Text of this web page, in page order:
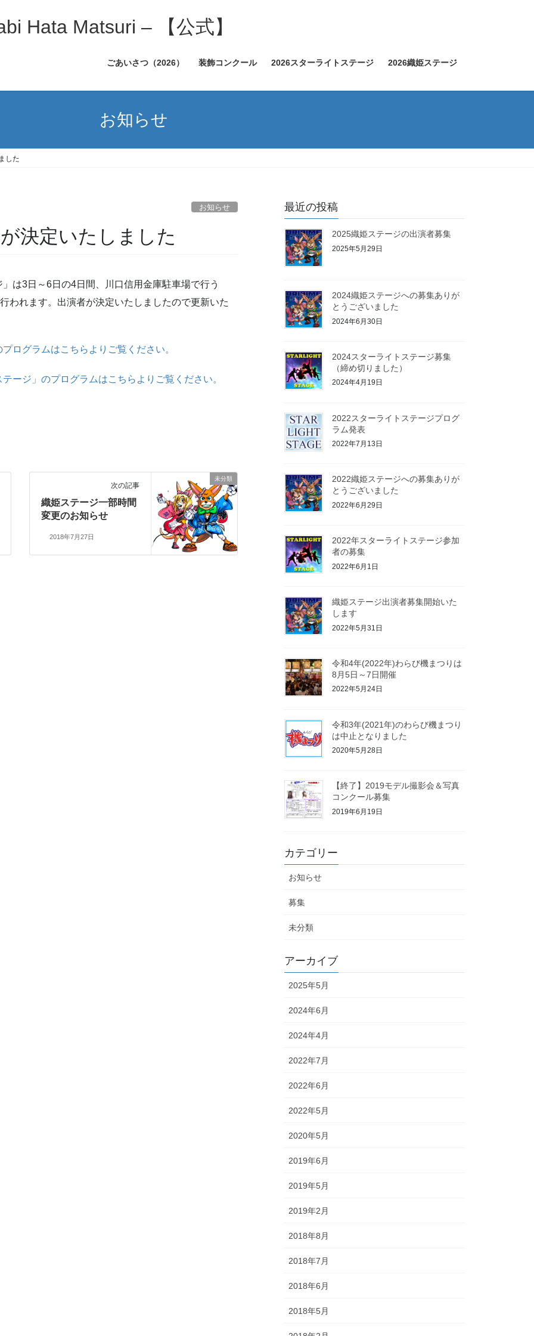
Hata Matsuri – 【公式】
ごあいさつ（2026） 装飾コンクール 2026スターライトステージ 2026織姫ステージ
お知らせ
した
お知らせ
決定いたしました
は3日～6日の4日間、川口信用金庫駐車場で行う
われます。出演者が決定いたしましたので更新いた
ログラムはこちらよりご覧ください。
ージ」のプログラムはこちらよりご覧ください。
未分類
次の記事
織姫ステージ一部時間
変更のお知らせ
2018年7月27日
最近の投稿
2025織姫ステージの出演者募集
2025年5月29日
2024織姫ステージへの募集ありが
とうございました
2024年6月30日
2024スターライトステージ募集
（締め切りました）
2024年4月19日
2022スターライトステージプログ
ラム発表
2022年7月13日
2022織姫ステージへの募集ありが
とうございました
2022年6月29日
2022年スターライトステージ参加
者の募集
2022年6月1日
織姫ステージ出演者募集開始いた
します
2022年5月31日
令和4年(2022年)わらび機まつりは
8月5日～7日開催
2022年5月24日
令和3年(2021年)のわらび機まつり
は中止となりました
2020年5月28日
【終了】2019モデル撮影会＆写真
コンクール募集
2019年6月19日
カテゴリー
お知らせ
募集
未分類
アーカイブ
2025年5月
2024年6月
2024年4月
2022年7月
2022年6月
2022年5月
2020年5月
2019年6月
2019年5月
2019年2月
2018年8月
2018年7月
2018年6月
2018年5月